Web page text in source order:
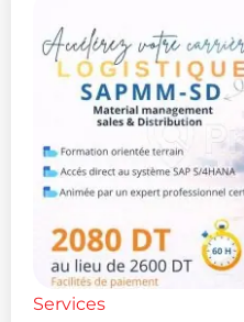
Services